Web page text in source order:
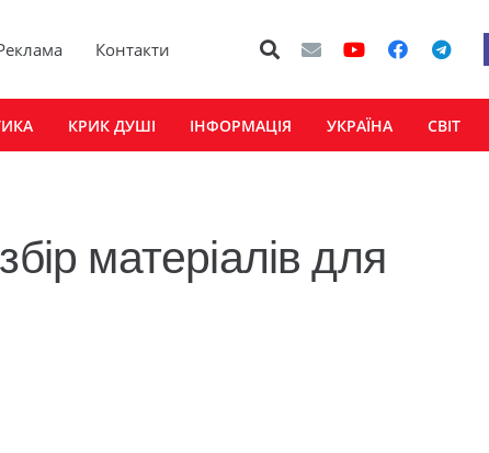
Контакти
КРИК ДУШІ ІНФОРМАЦІЯ УКРАЇНА СВІТ
матеріалів для